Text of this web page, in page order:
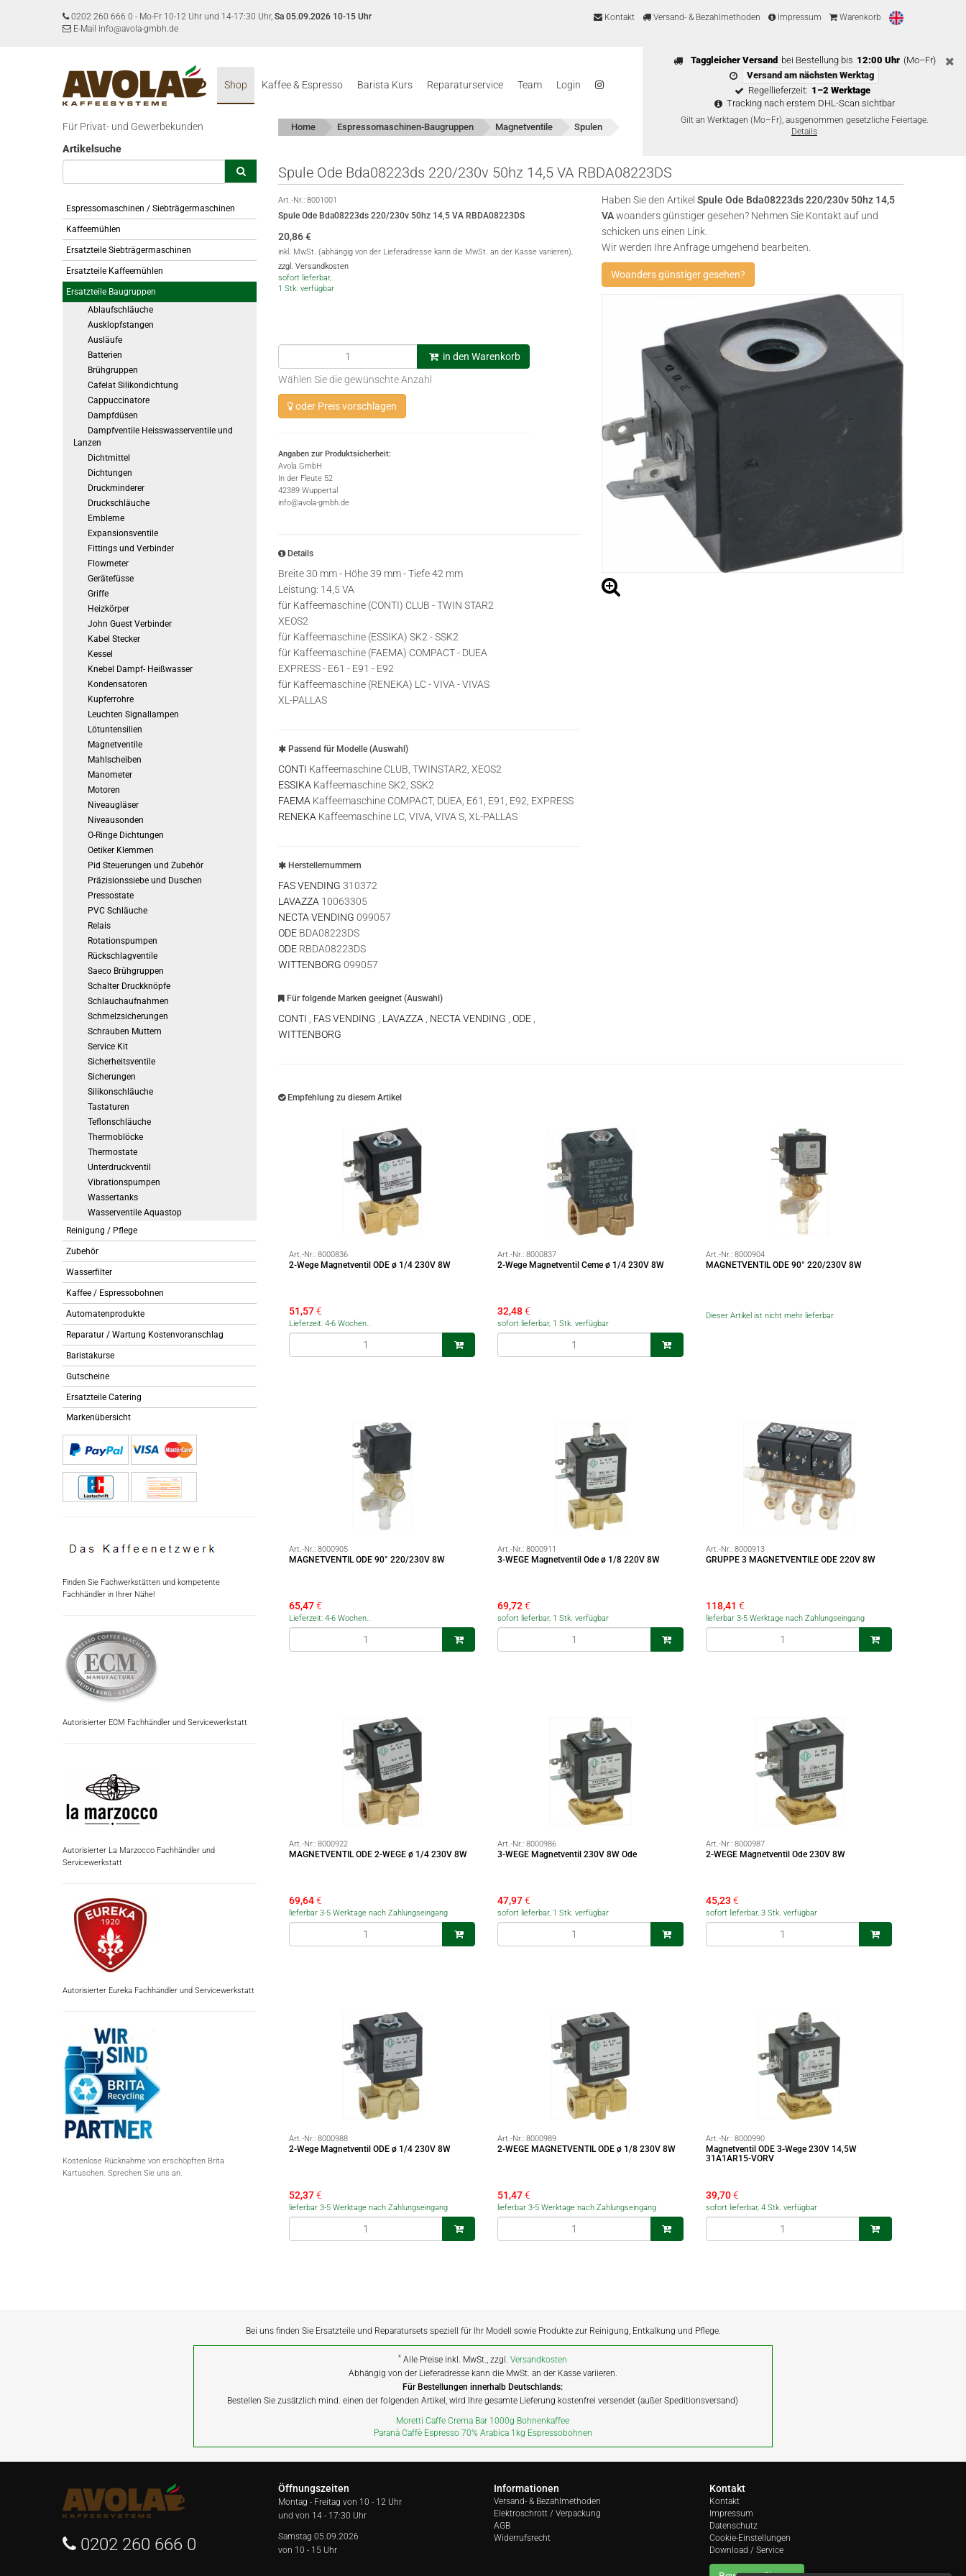
0202 260 666 0 - Mo-Fr 10-12 Uhr und 14-17:30 Uhr, Sa 05.09.2026 10-15 Uhr
E-Mail info@avola-gmbh.de
Kontakt Versand- & Bezahlmethoden Impressum Warenkorb
Taggleicher Versand bei Bestellung bis 12:00 Uhr (Mo–Fr)
Versand am nächsten Werktag
Regellieferzeit: 1–2 Werktage
Tracking nach erstem DHL-Scan sichtbar
Gilt an Werktagen (Mo–Fr), ausgenommen gesetzliche Feiertage.
Details
Shop Kaffee & Espresso Barista Kurs Reparaturservice Team Login
Für Privat- und Gewerbekunden
Artikelsuche
Espressomaschinen / Siebträgermaschinen
Kaffeemühlen
Ersatzteile Siebträgermaschinen
Ersatzteile Kaffeemühlen
Ersatzteile Baugruppen
Ablaufschläuche
Ausklopfstangen
Ausläufe
Batterien
Brühgruppen
Cafelat Silikondichtung
Cappuccinatore
Dampfdüsen
Dampfventile Heisswasserventile und
Lanzen
Dichtmittel
Dichtungen
Druckminderer
Druckschläuche
Embleme
Expansionsventile
Fittings und Verbinder
Flowmeter
Gerätefüsse
Griffe
Heizkörper
John Guest Verbinder
Kabel Stecker
Kessel
Knebel Dampf- Heißwasser
Kondensatoren
Kupferrohre
Leuchten Signallampen
Lötuntensilien
Magnetventile
Mahlscheiben
Manometer
Motoren
Niveaugläser
Niveausonden
O-Ringe Dichtungen
Oetiker Klemmen
Pid Steuerungen und Zubehör
Präzisionssiebe und Duschen
Pressostate
PVC Schläuche
Relais
Rotationspumpen
Rückschlagventile
Saeco Brühgruppen
Schalter Druckknöpfe
Schlauchaufnahmen
Schmelzsicherungen
Schrauben Muttern
Service Kit
Sicherheitsventile
Sicherungen
Silikonschläuche
Tastaturen
Teflonschläuche
Thermoblöcke
Thermostate
Unterdruckventil
Vibrationspumpen
Wassertanks
Wasserventile Aquastop
Reinigung / Pflege
Zubehör
Wasserfilter
Kaffee / Espressobohnen
Automatenprodukte
Reparatur / Wartung Kostenvoranschlag
Baristakurse
Gutscheine
Ersatzteile Catering
Markenübersicht
Finden Sie Fachwerkstätten und kompetente
Fachhändler in Ihrer Nähe!
Autorisierter ECM Fachhändler und Servicewerkstatt
Autorisierter La Marzocco Fachhändler und
Servicewerkstatt
Autorisierter Eureka Fachhändler und Servicewerkstatt
Kostenlose Rücknahme von erschöpften Brita
Kartuschen. Sprechen Sie uns an.
Home Espressomaschinen-Baugruppen Magnetventile Spulen
Spule Ode Bda08223ds 220/230v 50hz 14,5 VA RBDA08223DS
Art.-Nr.: 8001001
Spule Ode Bda08223ds 220/230v 50hz 14,5 VA RBDA08223DS
20,86€
inkl. MwSt. (abhängig von der Lieferadresse kann die MwSt. an der Kasse variieren),
zzgl. Versandkosten
sofort lieferbar,
1 Stk. verfügbar
in den Warenkorb
Wählen Sie die gewünschte Anzahl
oder Preis vorschlagen
Angaben zur Produktsicherheit:
Avola GmbH
In der Fleute 52
42389 Wuppertal
info@avola-gmbh.de
Details
Breite 30 mm - Höhe 39 mm - Tiefe 42 mm
Leistung: 14,5 VA
für Kaffeemaschine (CONTI) CLUB - TWIN STAR2
XEOS2
für Kaffeemaschine (ESSIKA) SK2 - SSK2
für Kaffeemaschine (FAEMA) COMPACT - DUEA
EXPRESS - E61 - E91 - E92
für Kaffeemaschine (RENEKA) LC - VIVA - VIVAS
XL-PALLAS
Passend für Modelle (Auswahl)
CONTI Kaffeemaschine CLUB, TWINSTAR2, XEOS2
ESSIKA Kaffeemaschine SK2, SSK2
FAEMA Kaffeemaschine COMPACT, DUEA, E61, E91, E92, EXPRESS
RENEKA Kaffeemaschine LC, VIVA, VIVA S, XL-PALLAS
Herstellernummern
FAS VENDING 310372
LAVAZZA 10063305
NECTA VENDING 099057
ODE BDA08223DS
ODE RBDA08223DS
WITTENBORG 099057
Für folgende Marken geeignet (Auswahl)
CONTI FAS VENDING LAVAZZA NECTA VENDING ODE
WITTENBORG
Haben Sie den Artikel Spule Ode Bda08223ds 220/230v 50hz 14,5
VAwoanders günstiger gesehen? Nehmen Sie Kontakt auf und
schicken uns einen Link.
Wir werden Ihre Anfrage umgehend bearbeiten.
Woanders günstiger gesehen?
Empfehlung zu diesem Artikel
Art.-Nr.: 8000836
2-Wege Magnetventil ODE ø 1/4 230V 8W
51,57€
Lieferzeit: 4-6 Wochen..
Art.-Nr.: 8000837
2-Wege Magnetventil Ceme ø 1/4 230V 8W
32,48€
sofort lieferbar, 1 Stk. verfügbar
Art.-Nr.: 8000904
MAGNETVENTIL ODE 90° 220/230V 8W
Dieser Artikel ist nicht mehr lieferbar
Art.-Nr.: 8000905
MAGNETVENTIL ODE 90° 220/230V 8W
65,47€
Lieferzeit: 4-6 Wochen..
Art.-Nr.: 8000911
3-WEGE Magnetventil Ode ø 1/8 220V 8W
69,72€
sofort lieferbar, 1 Stk. verfügbar
Art.-Nr.: 8000913
GRUPPE 3 MAGNETVENTILE ODE 220V 8W
118,41 €
lieferbar 3-5 Werktage nach Zahlungseingang
Art.-Nr.: 8000922
MAGNETVENTIL ODE 2-WEGE ø 1/4 230V 8W
69,64€
lieferbar 3-5 Werktage nach Zahlungseingang
Art.-Nr.: 8000986
3-WEGE Magnetventil 230V 8W Ode
47,97€
sofort lieferbar, 1 Stk. verfügbar
Art.-Nr.: 8000987
2-WEGE Magnetventil Ode 230V 8W
45,23€
sofort lieferbar, 3 Stk. verfügbar
Art.-Nr.: 8000988
2-Wege Magnetventil ODE ø 1/4 230V 8W
52,37€
lieferbar 3-5 Werktage nach Zahlungseingang
Art.-Nr.: 8000989
2-WEGE MAGNETVENTIL ODE ø 1/8 230V 8W
51,47€
lieferbar 3-5 Werktage nach Zahlungseingang
Art.-Nr.: 8000990
Magnetventil ODE 3-Wege 230V 14,5W
31A1AR15-VORV
39,70€
sofort lieferbar, 4 Stk. verfügbar
Bei uns finden Sie Ersatzteile und Reparatursets speziell für Ihr Modell sowie Produkte zur Reinigung, Entkalkung und Pflege.
* Alle Preise inkl. MwSt., zzgl.Versandkosten
Abhängig von der Lieferadresse kann die MwSt. an der Kasse variieren.
Für Bestellungen innerhalb Deutschlands:
Bestellen Sie zusätzlich mind. einen der folgenden Artikel, wird Ihre gesamte Lieferung kostenfrei versendet (außer Speditionsversand)
Moretti Caffe Crema Bar 1000g Bohnenkaffee
Paranà Caffè Espresso 70% Arabica 1kg Espressobohnen
0202 260 666 0
Öffnungszeiten
Montag - Freitag von 10 - 12 Uhr
und von 14 - 17:30 Uhr
Samstag 05.09.2026
von 10 - 15 Uhr
Informationen
Versand- & Bezahlmethoden
Elektroschrott / Verpackung
AGB
Widerrufsrecht
Kontakt
Kontakt
Impressum
Datenschutz
Cookie-Einstellungen
Download / Service